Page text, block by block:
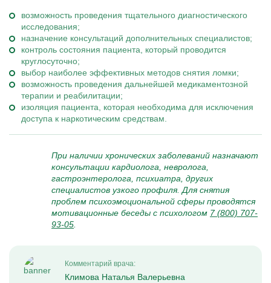
возможность проведения тщательного диагностического
исследования;
назначение консультаций дополнительных специалистов;
контроль состояния пациента, который проводится
круглосуточно;
выбор наиболее эффективных методов снятия ломки;
возможность проведения дальнейшей медикаментозной
терапии и реабилитации;
изоляция пациента, которая необходима для исключения
доступа к наркотическим средствам.
При наличии хронических заболеваний назначают
консультации кардиолога, невролога,
гастроэнтеролога, психиатра, других
специалистов узкого профиля. Для снятия
проблем психоэмоциональной сферы проводятся
мотивационные беседы с психологом 7 (800) 707-
93-05
Комментарий врача:
Климова Наталья Валерьевна